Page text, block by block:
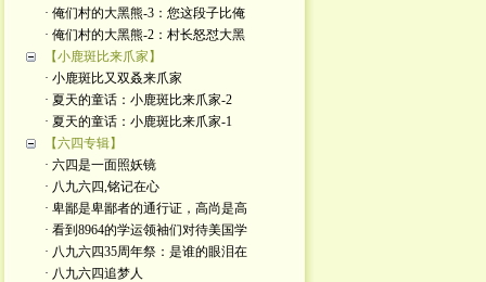
· 俺们村的大黑熊-3：您这段子比俺
· 俺们村的大黑熊-2：村长怒怼大黑
【小鹿斑比来爪家】
· 小鹿斑比又双叒来爪家
· 夏天的童话：小鹿斑比来爪家-2
· 夏天的童话：小鹿斑比来爪家-1
【六四专辑】
· 六四是一面照妖镜
· 八九六四,铭记在心
· 卑鄙是卑鄙者的通行证，高尚是高
· 看到8964的学运领袖们对待美国学
· 八九六四35周年祭：是谁的眼泪在
· 八九六四追梦人